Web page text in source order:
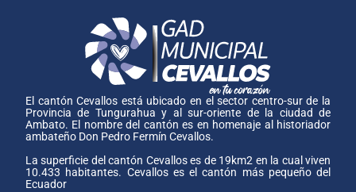
El cantón Cevallos está ubicado en el sector centro-sur de la
Provincia de Tungurahua y al sur-oriente de la ciudad de
Ambato. El nombre del cantón es en homenaje al historiador
ambateño Don Pedro Fermín Cevallos.
La superficie del cantón Cevallos es de 19km2 en la cual viven
10.433 habitantes. Cevallos es el cantón más pequeño del
Ecuador